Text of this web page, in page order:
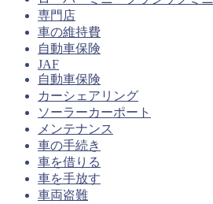
専門店
車の維持費
自動車保険
JAF
自動車保険
カーシェアリング
ソーラーカーポート
メンテナンス
車の手続き
車を借りる
車を手放す
車両盗難